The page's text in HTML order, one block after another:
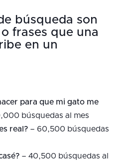
búsqueda son
frases que una
en un
para que mi gato me
búsquedas al mes
real?– 60,500 búsquedas
– 40,500 búsquedas al